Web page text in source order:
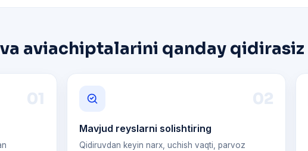
aviachiptalarini qanday qidirasiz
01 02
Mavjud reyslarni solishtiring
Qidiruvdan keyin narx, uchish vaqti, parvoz